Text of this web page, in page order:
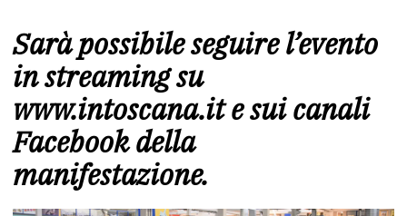
Sarà possibile seguire l’evento
in streaming su
www.intoscana.ite sui canali
Facebook della
manifestazione.